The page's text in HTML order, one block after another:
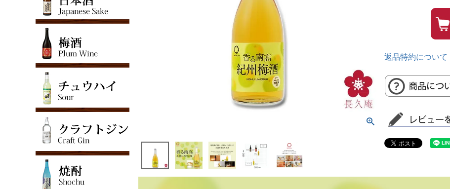
返品特約について